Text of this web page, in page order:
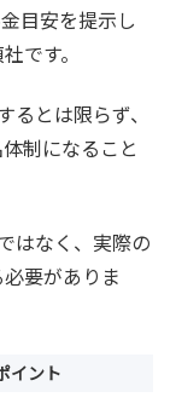
目安を提示し
です。
とは限らず、
制になること
はなく、実際の
要がありま
イント